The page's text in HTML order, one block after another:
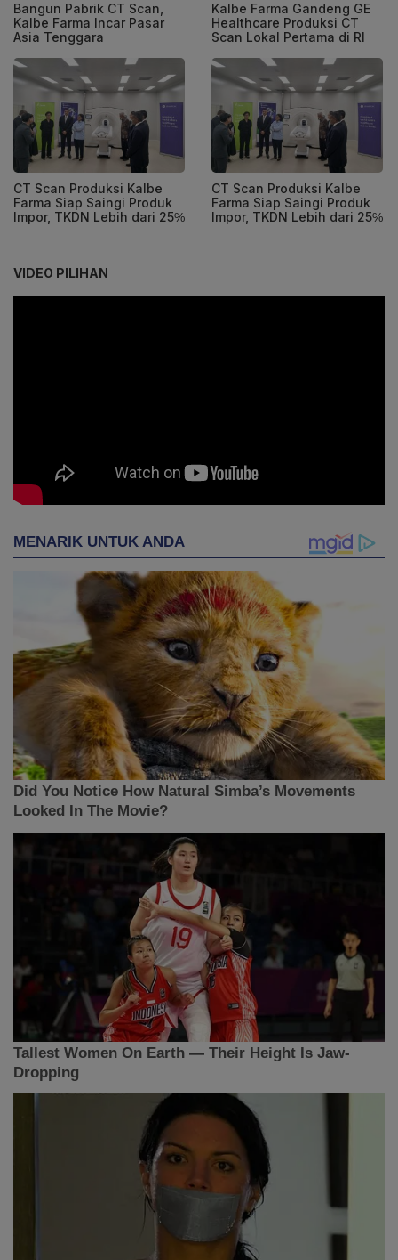
Bangun Pabrik CT Scan,
Kalbe Farma Incar Pasar
Asia Tenggara
Kalbe Farma Gandeng GE
Healthcare Produksi CT
Scan Lokal Pertama di RI
CT Scan Produksi Kalbe
Farma Siap Saingi Produk
Impor, TKDN Lebih dari 25℅
CT Scan Produksi Kalbe
Farma Siap Saingi Produk
Impor, TKDN Lebih dari 25℅
VIDEO PILIHAN